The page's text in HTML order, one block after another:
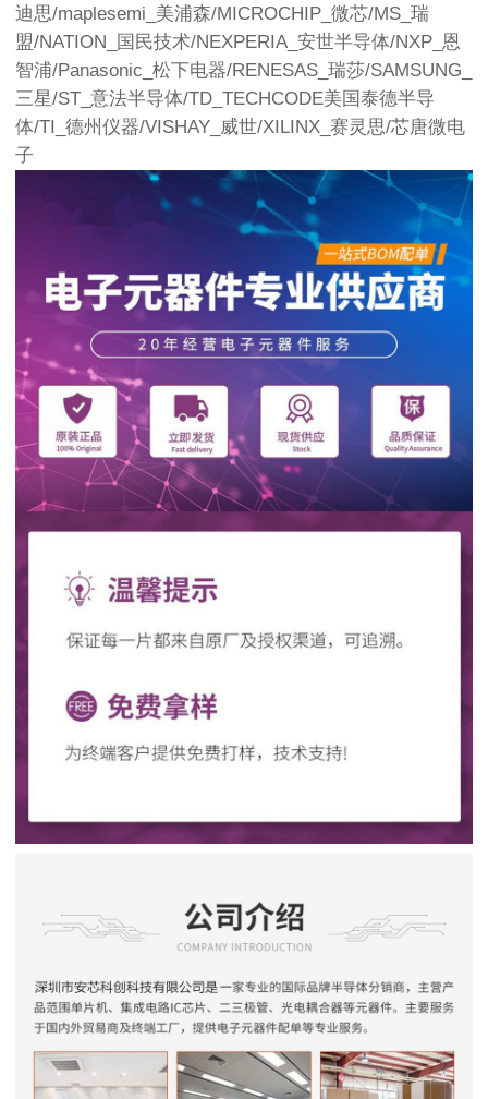
迪思/maplesemi_美浦森/MICROCHIP_微芯/MS_瑞
盟/NATION_国民技术/NEXPERIA_安世半导体/NXP_恩
智浦/Panasonic_松下电器/RENESAS_瑞莎/SAMSUNG_
三星/ST_意法半导体/TD_TECHCODE美国泰德半导
体/TI_德州仪器/VISHAY_威世/XILINX_赛灵思/芯唐微电
子